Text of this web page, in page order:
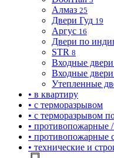
Алмаз 25
Двери Гуд 19
Аргус 16
Двери по
STR 8
Входные
Входные
Утепленные
• в квартиру
• с терморазрывом
• с терморазрывом
• противопожарные
• противопожарные
• технические и